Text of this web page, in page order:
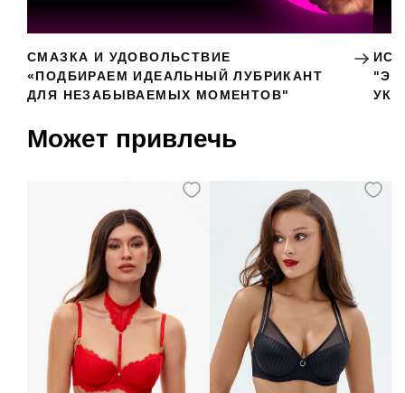
СМАЗКА И УДОВОЛЬСТВИЕ
«ПОДБИРАЕМ ИДЕАЛЬНЫЙ ЛУБРИКАНТ
ДЛЯ НЕЗАБЫВАЕМЫХ МОМЕНТОВ"
Может привлечь